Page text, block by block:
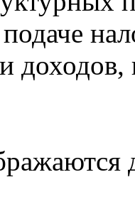
доходов,